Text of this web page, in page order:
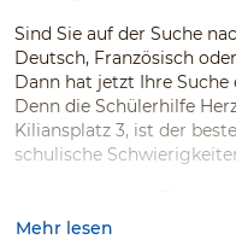
Sind Sie auf der Suche
Deutsch, Französisch
Dann hat jetzt Ihre Suche
Denn die Schülerhilfe
Kiliansplatz 3, ist der
schulische
Nachhilfelehrer:innen
Mehr lesen